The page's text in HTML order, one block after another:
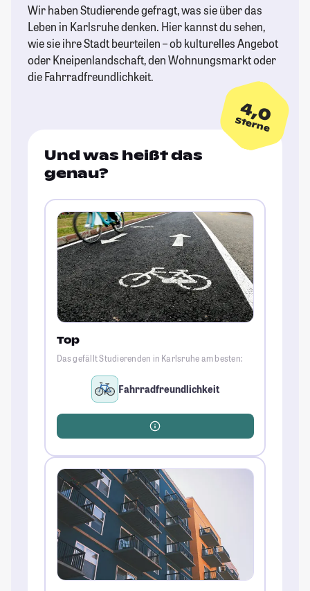
Wir haben Studierende gefragt, was sie über das
Leben in Karlsruhe denken. Hier kannst du sehen,
wie sie ihre Stadt beurteilen – ob kulturelles Angebot
oder Kneipenlandschaft, den Wohnungsmarkt oder
die Fahrradfreundlichkeit.
4,0
Sterne
Und was heißt das
genau?
Top
Das gefällt Studierenden in Karlsruhe am besten:
Fahrradfreundlichkeit